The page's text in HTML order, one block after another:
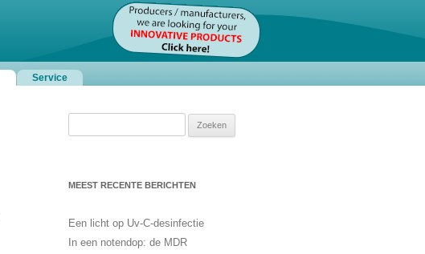
Service
MEEST RECENTE BERICHTEN
Een licht op Uv-C-desinfectie
In een notendop: de MDR